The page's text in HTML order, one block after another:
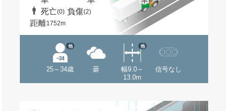
死亡(0) 負傷(2)
距離1752m
25～34歳
他
曇
幅9.0～
13.0m
他
信号なし